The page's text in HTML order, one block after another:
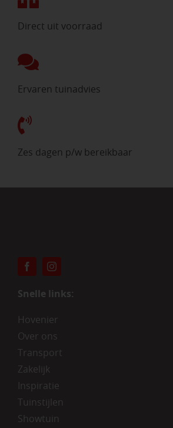
Direct uit voorraad
Ervaren tuinadvies
Zes dagen p/w bereikbaar
Snelle links:
Hovenier
Over ons
Transport
Zakelijk
Inspiratie
Tuinstijlen
Showtuin